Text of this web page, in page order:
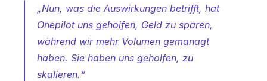
„Nun, was die Auswirkungen betrifft, hat
Onepilot uns geholfen, Geld zu sparen,
während wir mehr Volumen gemanagt
haben. Sie haben uns geholfen, zu
skalieren.“